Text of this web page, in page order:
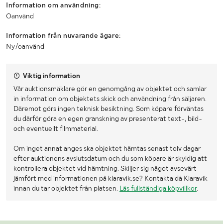
Information om användning:
Oanvänd
Information från nuvarande ägare:
Ny/oanvänd
Viktig information
Vår auktionsmäklare gör en genomgång av objektet och samlar
in information om objektets skick och användning från säljaren.
Däremot görs ingen teknisk besiktning. Som köpare förväntas
du därför göra en egen granskning av presenterat text-, bild-
och eventuellt filmmaterial.
Om inget annat anges ska objektet hämtas senast tolv dagar
efter auktionens avslutsdatum och du som köpare är skyldig att
kontrollera objektet vid hämtning. Skiljer sig något avsevärt
jämfört med informationen på klaravik.se? Kontakta då Klaravik
innan du tar objektet från platsen. Läs fullständiga köpvillkor.